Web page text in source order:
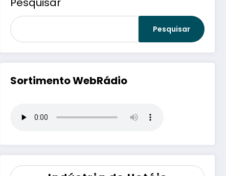
Pesquisar
Sortimento WebRádio